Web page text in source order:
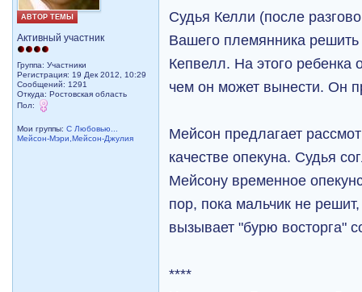
АВТОР ТЕМЫ
Активный участник
Группа: Участники
Регистрация: 19 Дек 2012, 10:29
Сообщений: 1291
Откуда: Ростовская область
Пол:
Мои группы:С Любовью...
Мейсон-Мэри,Мейсон-Джулия
Судья Келли (после
Вашего племянника решить
Кепвелл. На этого ребенка
чем он может вынести. Он
Мейсон предлагает
качестве опекуна. Судья
Мейсону временное
пор, пока мальчик не
вызывает "бурю восторга"
****